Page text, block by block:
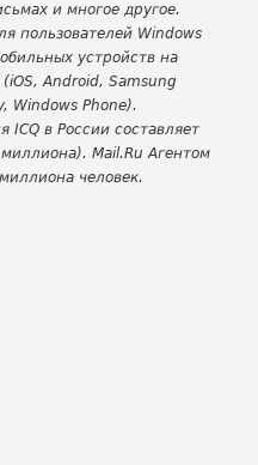
и многое другое.
пользователей Windows
устройств на
(iOS, Android, Samsung
Windows Phone).
ICQ в России составляет
Mail.Ru Агентом
человек.